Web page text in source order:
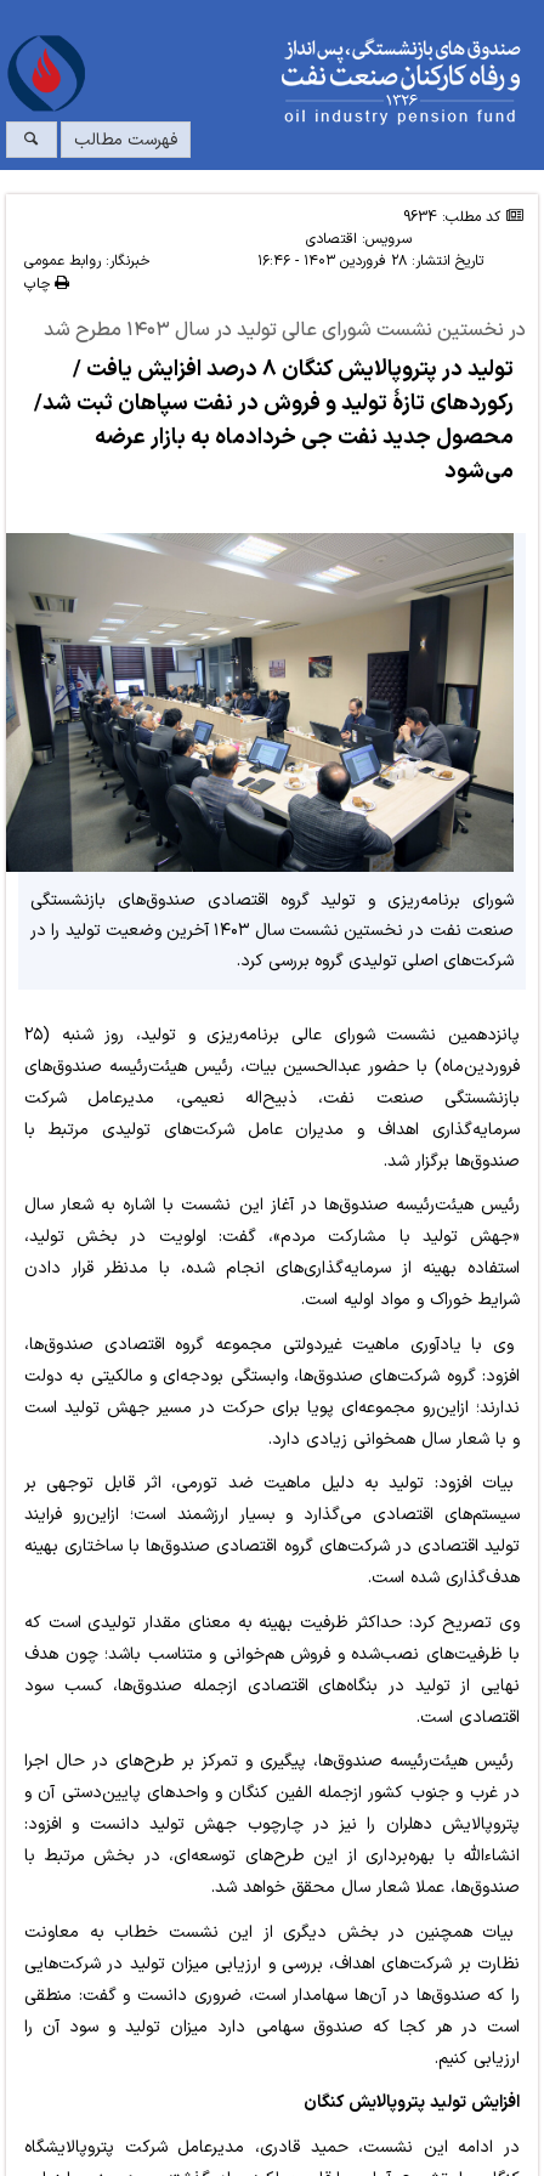
فهرست مطالب
کد مطلب: 9634
سرویس: اقتصادی
تاریخ انتشار: ۲۸ فروردین ۱۴۰۳ - ۱۶:۴۶
خبرنگار: روابط عمومی
چاپ
در نخستین نشست شورای عالی تولید در سال ۱۴۰۳ مطرح شد
تولید در پتروپالایش کنگان ۸ درصد افزایش یافت /
رکوردهای تازۀ تولید و فروش در نفت سپاهان ثبت شد/
محصول جدید نفت جی خردادماه به بازار عرضه
می‌شود
شورای برنامه‌ریزی و تولید گروه اقتصادی صندوق‌های بازنشستگی
صنعت نفت در نخستین نشست سال ۱۴۰۳ آخرین وضعیت تولید را در
شرکت‌‍‌های اصلی تولیدی گروه بررسی کرد.
پانزدهمین نشست شورای عالی برنامه‌ریزی و تولید، روز شنبه (۲۵
فروردین‌ماه) با حضور عبدالحسین بیات، رئیس هیئت‌رئیسه صندوق‌های
بازنشستگی صنعت نفت، ذبیح‌اله نعیمی، مدیرعامل شرکت
سرمایه‌گذاری اهداف و مدیران عامل شرکت‌های تولیدی مرتبط با
صندوق‌ها برگزار شد.
رئیس هیئت‌رئیسه صندوق‌ها در آغاز این نشست با اشاره به شعار سال
«جهش تولید با مشارکت مردم»، گفت: اولویت در بخش تولید،
استفاده بهینه از سرمایه‌گذاری‌های انجام شده، با مدنظر قرار دادن
شرایط خوراک و مواد اولیه است.
وی با یادآوری ماهیت غیردولتی مجموعه گروه اقتصادی صندوق‌ها،
افزود: گروه شرکت‌های صندوق‌ها، وابستگی بودجه‌ای و مالکیتی به دولت
ندارند؛ ازاین‌رو مجموعه‌ای پویا برای حرکت در مسیر جهش تولید است
و با شعار سال همخوانی زیادی دارد.
بیات افزود: تولید به دلیل ماهیت ضد تورمی، اثر قابل توجهی بر
سیستم‌های اقتصادی می‌گذارد و بسیار ارزشمند است؛ ازاین‌رو فرایند
تولید اقتصادی در شرکت‌های گروه اقتصادی صندوق‌ها با ساختاری بهینه
هدف‌گذاری شده است.
وی تصریح کرد: حداکثر ظرفیت بهینه به معنای مقدار تولیدی است که
با ظرفیت‌های نصب‌شده و فروش هم‌خوانی و متناسب باشد؛ چون هدف
نهایی از تولید در بنگاه‌های اقتصادی ازجمله صندوق‌ها، کسب سود
اقتصادی است.
رئیس هیئت‌رئیسه صندوق‌ها، پیگیری و تمرکز بر طرح‌های در حال اجرا
در غرب و جنوب کشور ازجمله الفین کنگان و واحدهای پایین‌دستی آن و
پتروپالایش دهلران را نیز در چارچوب جهش تولید دانست و افزود:
انشاء‌الله با بهره‌برداری از این طرح‌های توسعه‌ای، در بخش مرتبط با
صندوق‌ها، عملا شعار سال محقق خواهد شد.
بیات همچنین در بخش دیگری از این نشست خطاب به معاونت
نظارت بر شرکت‌های اهداف، بررسی و ارزیابی میزان تولید در شرکت‌هایی
را که صندوق‌ها در آن‌ها سهامدار است، ضروری دانست و گفت: منطقی
است در هر کجا که صندوق سهامی دارد میزان تولید و سود آن را
ارزیابی کنیم.
افزایش تولید پتروپالایش کنگان
در ادامه این نشست، حمید قادری، مدیرعامل شرکت پتروپالایشگاه